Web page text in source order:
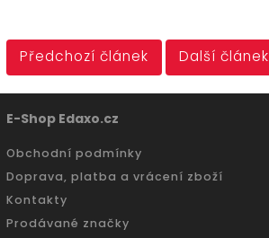
Předchozí článek Další článek
E-Shop Edaxo.cz
Obchodní podmínky
Doprava, platba a vrácení zboží
Kontakty
Prodávané značky